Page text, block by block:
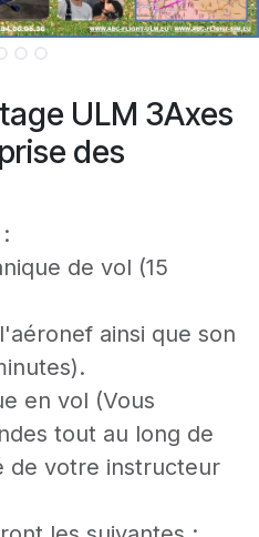
ULM 3Axes
des
de vol (15
ainsi que son
en vol (Vous
tout au long de
de votre instructeur